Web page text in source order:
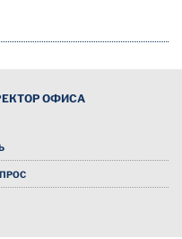
ОФИСА